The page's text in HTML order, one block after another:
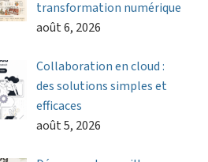
transformation numérique
août 6, 2026
Collaboration en cloud :
des solutions simples et
efficaces
août 5, 2026